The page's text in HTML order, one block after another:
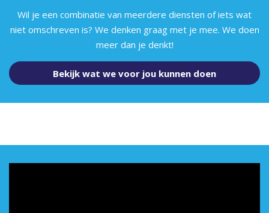
Wil je een combinatie van meerdere diensten of iets wat
niet omschreven is? We denken graag met je mee. We doen
meer dan je denkt!
Bekijk wat we voor jou kunnen doen